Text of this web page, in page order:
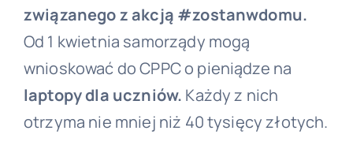
związanego z akcją #zostanwdomu.
Od 1 kwietnia samorządy mogą
wnioskować do CPPC o pieniądze na
laptopy dla uczniów. Każdy z nich
otrzyma nie mniej niż 40 tysięcy złotych.